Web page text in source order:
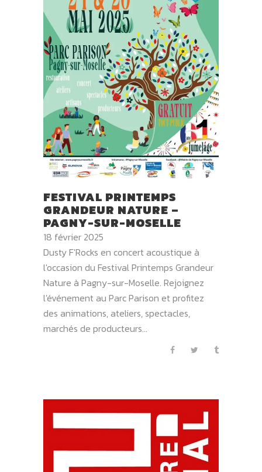
FESTIVAL PRINTEMPS
GRANDEUR NATURE –
PAGNY-SUR-MOSELLE
18 février 2025
Dusty F'Rocks en concert acoustique à
l'occasion du Festival Printemps Grandeur
Nature à Pagny-sur-Moselle. Rejoignez
l'événement au Parc Parison et profitez
des animations, ateliers, spectacles,
marchés de producteurs...